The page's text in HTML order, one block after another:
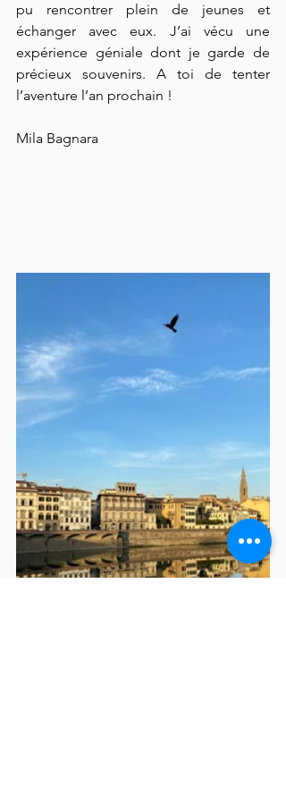
pu rencontrer plein de jeunes et
échanger avec eux. J’ai vécu une
expérience géniale dont je garde de
précieux souvenirs. A toi de tenter
l’aventure l’an prochain !
Mila Bagnara